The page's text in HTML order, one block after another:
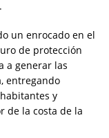
un enrocado en el
de protección
a generar las
entregando
y
de la costa de la